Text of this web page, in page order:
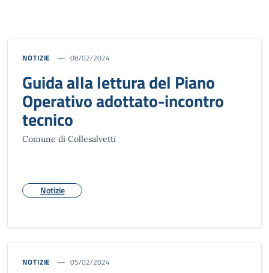
NOTIZIE 08/02/2024
Guida alla lettura del Piano
Operativo adottato-incontro
tecnico
Comune di Collesalvetti
Notizie
NOTIZIE 05/02/2024